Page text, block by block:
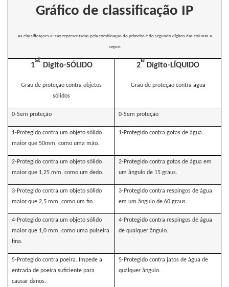
Gráfico de classificação IP
As classificações IP são representadas pela combinação do primeiro e do segundo dígitos das colunas a
seguir.
1
st
Dígito-SÓLIDO
Grau de proteção contra objetos
sólidos
2
e
Dígito-LÍQUIDO
Grau de proteção contra água
0-Sem proteção 0-Sem proteção
1-Protegido contra um objeto sólido
maior que 50mm, como uma mão.
1-Protegido contra gotas de água.
2-Protegido contra um objeto sólido
maior que 1,25 mm, como um dedo.
2-Protegido contra gotas de água em
um ângulo de 15 graus.
3-Protegido contra um objeto sólido
maior que 2,5 mm, como um fio.
3-Protegido contra respingos de água
em um ângulo de 60 graus.
4-Protegido contra um objeto sólido
maior que 1,0 mm, como uma pulseira
fina.
4-Protegido contra respingos de água
de qualquer ângulo.
5-Protegido contra poeira. Impede a
entrada de poeira suficiente para
causar danos.
5-Protegido contra jatos de água de
qualquer ângulo.